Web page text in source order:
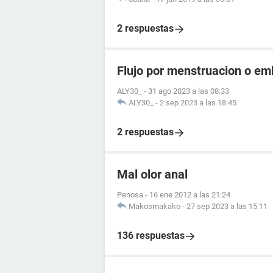
2 respuestas
Flujo por menstruacion o
ALY30_ - 31 ago 2023 a las 08:33
ALY30_ - 2 sep 2023 a las 18:45
2 respuestas
Mal olor anal
Penosa - 16 ene 2012 a las 21:24
Makosmakako - 27 sep 2023 a las 15:11
136 respuestas